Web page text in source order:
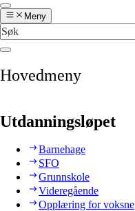
Meny
Hovedmeny
Utdanningsløpet
Barnehage
SFO
Grunnskole
Videregående
Opplæring for voksne